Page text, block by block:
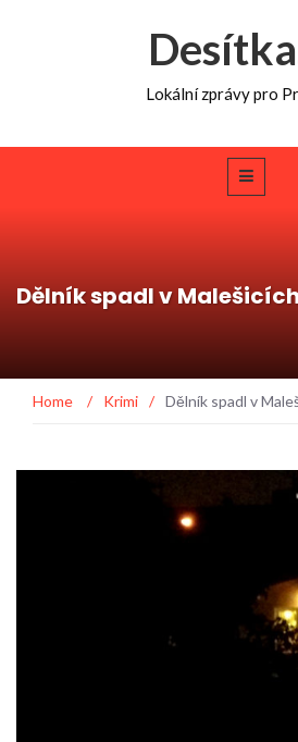
Lokální zprávy pro
Dělník spadl v
Home / Krimi / Dělník spadl v